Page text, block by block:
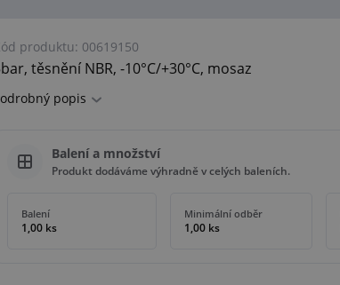
produktu: 00619150
těsnění NBR, -10°C/+30°C, mosaz
popis
Balení a množství
Produkt dodáváme výhradně v celých baleních.
Balení
1,00 ks
Minimální odběr
1,00 ks